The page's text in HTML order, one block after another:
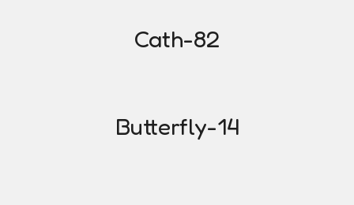
Cath-82
Butterfly-14